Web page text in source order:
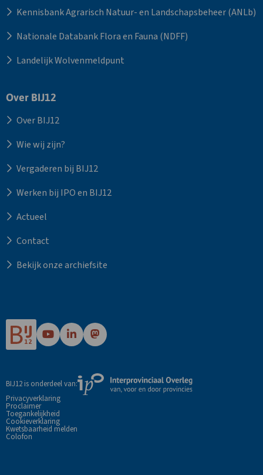
Kennisbank Agrarisch Natuur- en Landschapsbeheer (ANLb)
Nationale Databank Flora en Fauna (NDFF)
Landelijk Wolvenmeldpunt
Over BIJ12
Over BIJ12
Wie wij zijn?
Vergaderen bij BIJ12
Werken bij IPO en BIJ12
Actueel
Contact
Bekijk onze archiefsite
Ga
naar
pagina
Ga
naar
LinkedIn
pagina
Ga
naar
Mastodon
pagina
BIJ12 is onderdeel van:
Externe
link
Privacyverklaring
Proclaimer
Toegankelijkheid
Cookieverklaring
Kwetsbaarheid melden
Colofon